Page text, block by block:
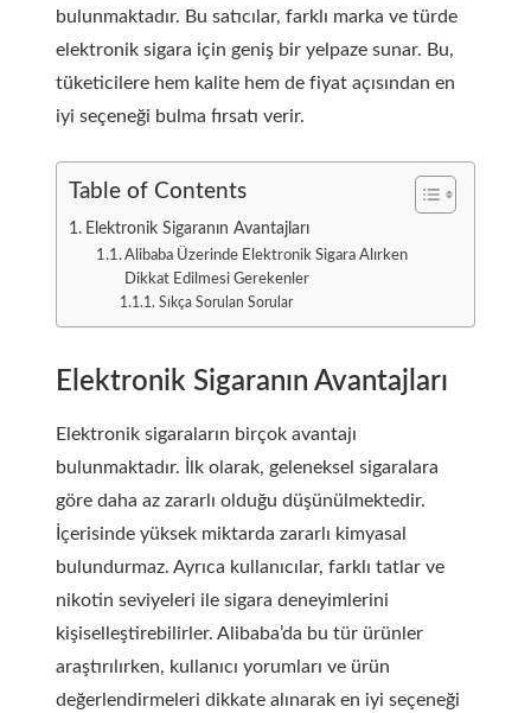
bulunmaktadır. Bu satıcılar, farklı marka ve türde
elektronik sigara için geniş bir yelpaze sunar. Bu,
tüketicilere hem kalite hem de fiyat açısından en
iyi seçeneği bulma fırsatı verir.
Table of Contents
Elektronik Sigaranın Avantajları
Alibaba Üzerinde Elektronik Sigara Alırken
Dikkat Edilmesi Gerekenler
Sıkça Sorulan Sorular
Elektronik Sigaranın Avantajları
Elektronik sigaraların birçok avantajı
bulunmaktadır. İlk olarak, geleneksel sigaralara
göre daha az zararlı olduğu düşünülmektedir.
İçerisinde yüksek miktarda zararlı kimyasal
bulundurmaz. Ayrıca kullanıcılar, farklı tatlar ve
nikotin seviyeleri ile sigara deneyimlerini
kişiselleştirebilirler. Alibaba’da bu tür ürünler
araştırılırken, kullanıcı yorumları ve ürün
değerlendirmeleri dikkate alınarak en iyi seçeneği